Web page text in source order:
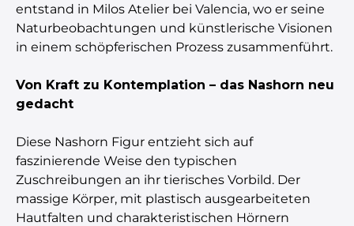
entstand in Milos Atelier bei Valencia, wo er seine
Naturbeobachtungen und künstlerische Visionen
in einem schöpferischen Prozess zusammenführt.
Von Kraft zu Kontemplation – das Nashorn neu
gedacht
Diese Nashorn Figur entzieht sich auf
faszinierende Weise den typischen
Zuschreibungen an ihr tierisches Vorbild. Der
massige Körper, mit plastisch ausgearbeiteten
Hautfalten und charakteristischen Hörnern